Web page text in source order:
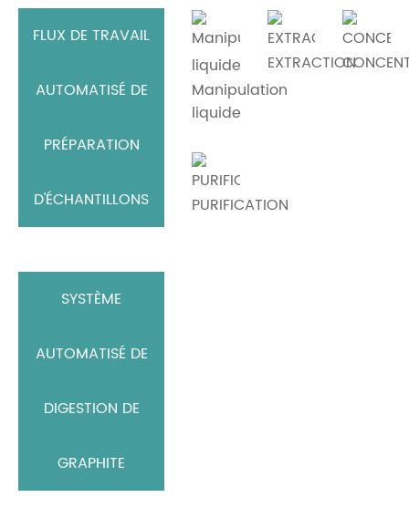
FLUX DE TRAVAIL
AUTOMATISÉ DE
PRÉPARATION
D'ÉCHANTILLONS
Manipulation
liquide
EXTRACTION
PURIFICATION
SYSTÈME
AUTOMATISÉ DE
DIGESTION DE
GRAPHITE